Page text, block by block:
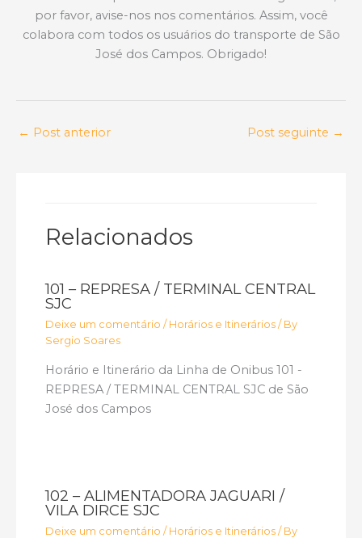
por favor, avise-nos nos comentários. Assim, você
colabora com todos os usuários do transporte de São
José dos Campos. Obrigado!
← Post anterior Post seguinte →
Relacionados
101 – REPRESA / TERMINAL CENTRAL
SJC
Deixe um comentário / Horários e Itinerários / By
Sergio Soares
Horário e Itinerário da Linha de Onibus 101 -
REPRESA / TERMINAL CENTRAL SJC de São
José dos Campos
102 – ALIMENTADORA JAGUARI /
VILA DIRCE SJC
Deixe um comentário / Horários e Itinerários / By